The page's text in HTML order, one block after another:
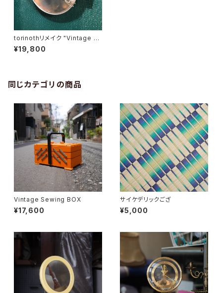
torinothリメイク "Vintage パ
エリア鍋 壁掛け時計"
¥19,800
同じカテゴリの商品
Vintage Sewing BOX
¥17,600
サイケデリックござ
¥5,000